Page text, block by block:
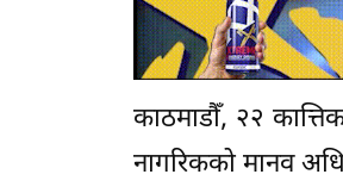
काठमाडौँ, २२
नागरिकको मानव